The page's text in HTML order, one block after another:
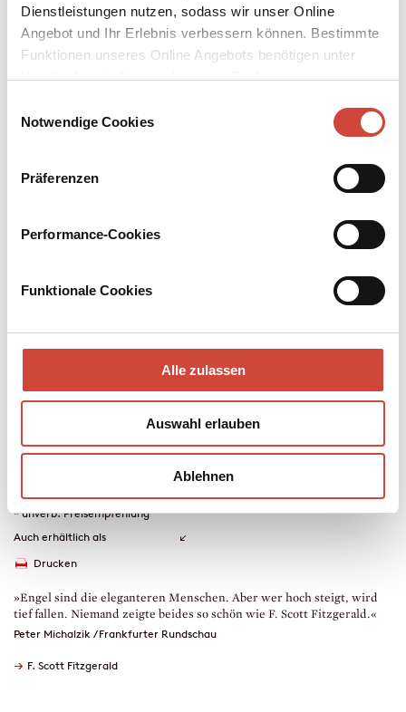
Dienstleistungen nutzen, sodass wir unser Online
Angebot und Ihr Erlebnis verbessern können. Bestimmte
Funktionen unseres Online Angebots benötigen unter
Umständen die Verwendung von Cookies von
Notwendige Cookies
Präferenzen
Performance-Cookies
Funktionale Cookies
Alle zulassen
Auswahl erlauben
Ablehnen
Download Bilddatei ↘
Kaufen
Alexander Schmitz, Christa Schuenke, Walter Schürenberg und
Nach dem Schwarzen Freitag von 1929 ist nichts mehr wie zuvor.
Charlie Wales erfahren. Schnell hat er sein Vermögen gemacht,
noch schneller hat er es wieder verloren. Charlie kehrt nach Paris
ihm nicht anvertrauen – und selbst die Ritz-Bar ist leer.
Geschichten aus den Jahren 1929–1934, über Gewinn und Verlust
– über das Leben in Zeiten der Krise.
672 Seiten
erschienen am 26. Juni 2012
€ (D) 12.90 / sFr 18.90* / € (A) 13.30
* unverb. Preisempfehlung
Auch erhältlich als
Drucken
»Engel sind die eleganteren Menschen. Aber wer hoch steigt, wird
tief fallen. Niemand zeigte beides so schön wie F. Scott Fitzgerald.«
Peter Michalzik / Frankfurter Rundschau
→ F. Scott Fitzgerald